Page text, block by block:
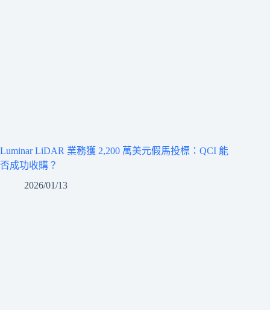
Luminar LiDAR 業務獲 2,200 萬美元假馬投標：QCI 能
否成功收購？
2026/01/13